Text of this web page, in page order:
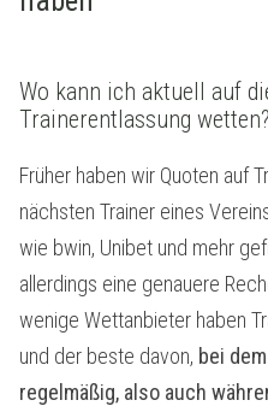
Wo kann ich aktuell auf
Trainerentlassung wetten?
Früher haben wir Quoten auf
nächsten Trainer eines
wie bwin, Unibet und mehr
allerdings eine genauere
wenige Wettanbieter haben
und der beste davon, bei
regelmäßig, also auch